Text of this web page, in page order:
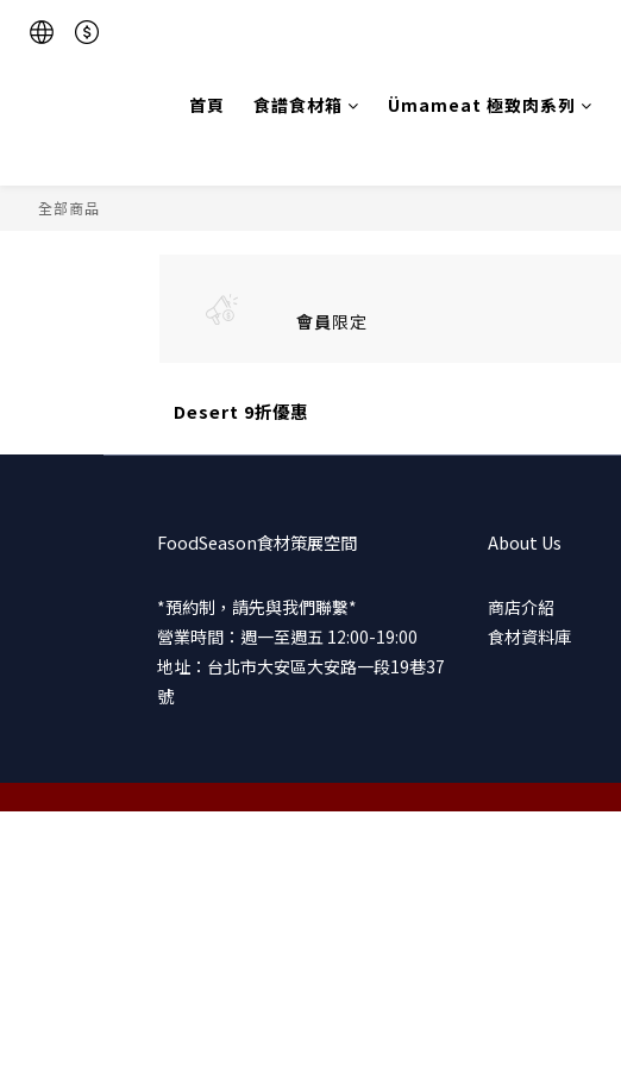
首頁 食譜食材箱 Ümameat 極致肉系列
全部商品
會員限定
Desert 9折優惠
FoodSeason食材策展空間
*預約制，請先與我們聯繫*
營業時間：週一至週五 12:00-19:00
地址：台北市大安區大安路一段19巷37
號
About Us
商店介紹
食材資料庫